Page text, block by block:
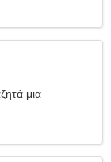
μια